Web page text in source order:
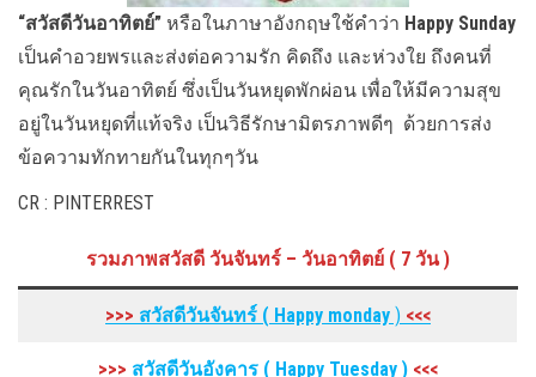
“สวัสดีวันอาทิตย์” หรือในภาษาอังกฤษใช้คำว่า Happy Sunday
เป็นคำอวยพรและส่งต่อความรัก คิดถึง และห่วงใย ถึงคนที่
คุณรักในวันอาทิตย์ ซึ่งเป็นวันหยุดพักผ่อน เพื่อให้มีความสุข
อยู่ในวันหยุดที่แท้จริง เป็นวิธีรักษามิตรภาพดีๆ ด้วยการส่ง
ข้อความทักทายกันในทุกๆวัน
CR : PINTERREST
รวมภาพสวัสดี วันจันทร์ – วันอาทิตย์ ( 7 วัน )
>>> สวัสดีวันจันทร์ ( Happy monday ) <<<
>>> สวัสดีวันอังคาร ( Happy Tuesday ) <<<